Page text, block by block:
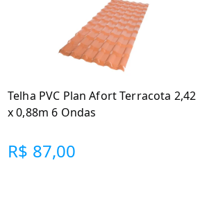
Telha PVC Plan Afort Terracota 2,42
x 0,88m 6 Ondas
R$ 87,00